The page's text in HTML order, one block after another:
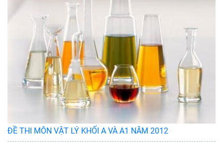
ĐỀ THI MÔN VẬT LÝ KHỐI A VÀ A1 NĂM 2012